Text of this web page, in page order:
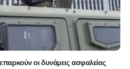
οι δυνάμεις ασφαλείας